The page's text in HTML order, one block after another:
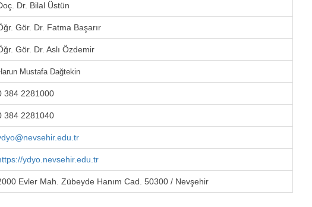
Dr. Bilal Üstün
Gör. Dr. Fatma Başarır
Gör. Dr. Aslı Özdemir
Mustafa Dağtekin
384 2281000
384 2281040
ydyo.nevsehir.edu.tr
Evler Mah. Zübeyde Hanım Cad. 50300 / Nevşehir